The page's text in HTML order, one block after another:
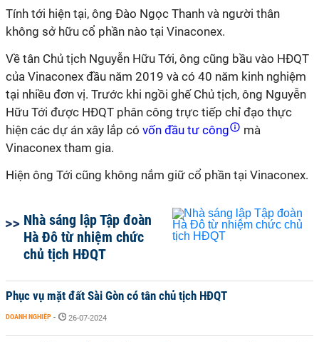
Tính tới hiện tại, ông Đào Ngọc Thanh và người thân
không sở hữu cổ phần nào tại Vinaconex.
Về tân Chủ tịch Nguyễn Hữu Tới, ông cũng bầu vào HĐQT
của Vinaconex đầu năm 2019 và có 40 năm kinh nghiệm
tại nhiều đơn vị. Trước khi ngồi ghế Chủ tịch, ông Nguyễn
Hữu Tới được HĐQT phân công trực tiếp chỉ đạo thực
hiện các dự án xây lắp có vốn đầu tư công
mà
Vinaconex tham gia.
Hiện ông Tới cũng không nắm giữ cổ phần tại Vinaconex.
Nhà sáng lập Tập đoàn
Hà Đô từ nhiệm chức
chủ tịch HĐQT
Phục vụ mặt đất Sài Gòn có tân chủ tịch HĐQT
DOANH NGHIỆP - 26-07-2024